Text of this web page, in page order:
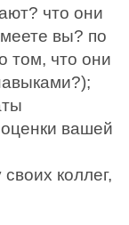
что они
вы? по
том, что они
вашей
коллег,